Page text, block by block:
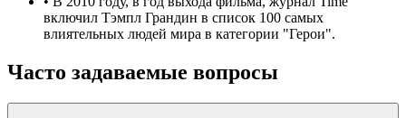
включил Тэмпл Грандин в список 100 самых
влиятельных людей мира в категории "Герои".
Часто задаваемые вопросы